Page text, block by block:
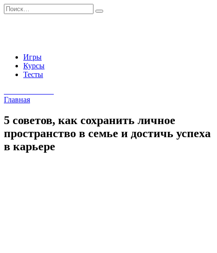
Перейти
к
Search
for:
Игры
Курсы
Тесты
Главная
5 советов, как сохранить личное
пространство в семье и достичь успеха
в карьере